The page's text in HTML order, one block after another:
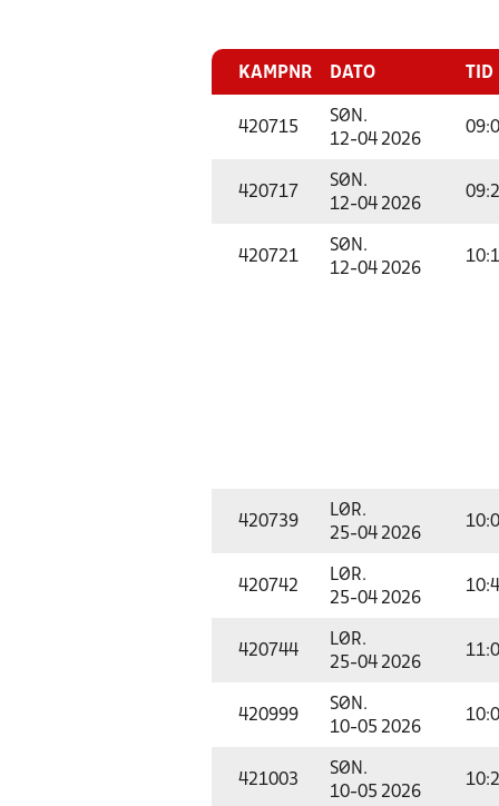
KAMPNR DATO TID
420715
SØN.
12-04 2026
420717
SØN.
12-04 2026
420721
SØN.
12-04 2026
420739
LØR.
25-04 2026
420742
LØR.
25-04 2026
420744
LØR.
25-04 2026
420999
SØN.
10-05 2026
421003
SØN.
10-05 2026